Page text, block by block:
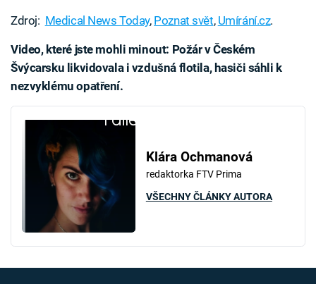
Zdroj: Medical News Today, Poznat svět, Umírání.cz.
Video, které jste mohli minout: Požár v Českém
Švýcarsku likvidovala i vzdušná flotila, hasiči sáhli k
nezvyklému opatření.
Failed to fetch
Klára Ochmanová
redaktorka FTV Prima
VŠECHNY ČLÁNKY AUTORA